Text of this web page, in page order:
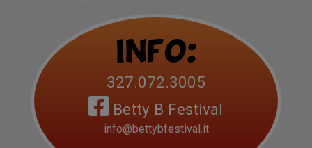
Info:
327.072.3005
Betty B Festival
info@bettybfestival.it